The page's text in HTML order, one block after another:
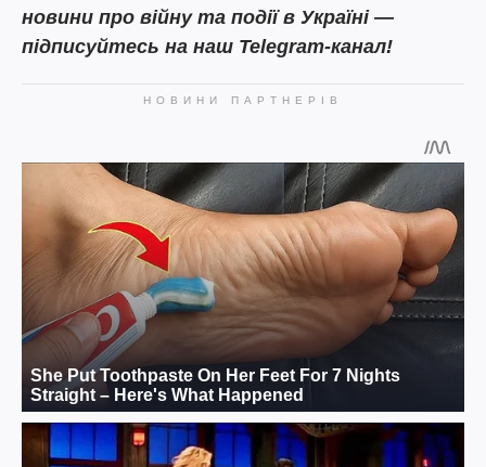
новини про війну та події в Україні —
підписуйтесь на наш Telegram-канал!